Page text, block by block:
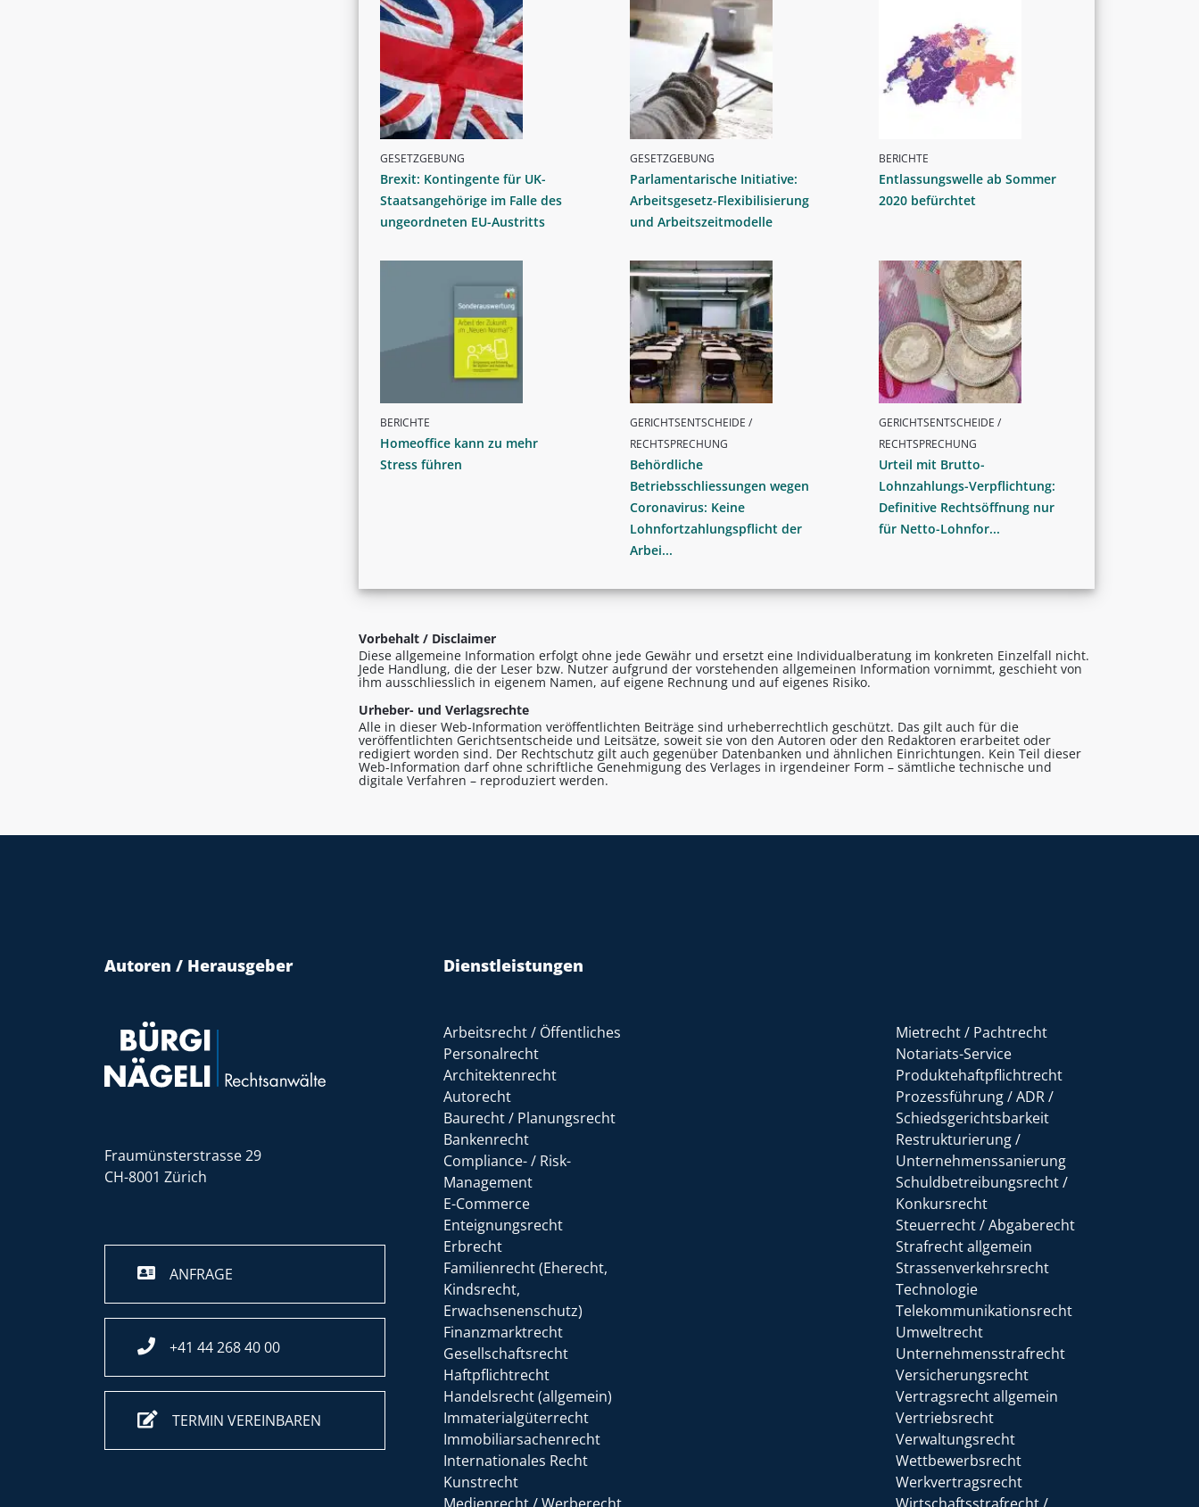
GESETZGEBUNG
Brexit: Kontingente für UK-
Staatsangehörige im Falle des
ungeordneten EU-Austritts
GESETZGEBUNG
Parlamentarische Initiative:
Arbeitsgesetz-Flexibilisierung
und Arbeitszeitmodelle
BERICHTE
Entlassungswelle ab Sommer
2020 befürchtet
BERICHTE
Homeoffice kann zu mehr
Stress führen
GERICHTSENTSCHEIDE /
RECHTSPRECHUNG
Behördliche
Betriebsschliessungen wegen
Coronavirus: Keine
Lohnfortzahlungspflicht der
Arbei...
GERICHTSENTSCHEIDE /
RECHTSPRECHUNG
Urteil mit Brutto-
Lohnzahlungs-Verpflichtung:
Definitive Rechtsöffnung nur
für Netto-Lohnfor...
Vorbehalt / Disclaimer
Diese allgemeine Information erfolgt ohne jede Gewähr und ersetzt eine Individualberatung im konkreten Einzelfall nicht.
Jede Handlung, die der Leser bzw. Nutzer aufgrund der vorstehenden allgemeinen Information vornimmt, geschieht von
ihm ausschliesslich in eigenem Namen, auf eigene Rechnung und auf eigenes Risiko.
Urheber- und Verlagsrechte
Alle in dieser Web-Information veröffentlichten Beiträge sind urheberrechtlich geschützt. Das gilt auch für die
veröffentlichten Gerichtsentscheide und Leitsätze, soweit sie von den Autoren oder den Redaktoren erarbeitet oder
redigiert worden sind. Der Rechtschutz gilt auch gegenüber Datenbanken und ähnlichen Einrichtungen. Kein Teil dieser
Web-Information darf ohne schriftliche Genehmigung des Verlages in irgendeiner Form – sämtliche technische und
digitale Verfahren – reproduziert werden.
Autoren / Herausgeber
Fraumünsterstrasse 29
CH-8001 Zürich
ANFRAGE
+41 44 268 40 00
TERMIN VEREINBAREN
Dienstleistungen
Arbeitsrecht / Öffentliches
Personalrecht
Architektenrecht
Autorecht
Baurecht / Planungsrecht
Bankenrecht
Compliance- / Risk-
Management
E-Commerce
Enteignungsrecht
Erbrecht
Familienrecht (Eherecht,
Kindsrecht,
Erwachsenenschutz)
Finanzmarktrecht
Gesellschaftsrecht
Haftpflichtrecht
Handelsrecht (allgemein)
Immaterialgüterrecht
Immobiliarsachenrecht
Internationales Recht
Kunstrecht
Mietrecht / Pachtrecht
Notariats-Service
Produktehaftpflichtrecht
Prozessführung / ADR /
Schiedsgerichtsbarkeit
Restrukturierung /
Unternehmenssanierung
Schuldbetreibungsrecht /
Konkursrecht
Steuerrecht / Abgaberecht
Strafrecht allgemein
Strassenverkehrsrecht
Technologie
Telekommunikationsrecht
Umweltrecht
Unternehmensstrafrecht
Versicherungsrecht
Vertragsrecht allgemein
Vertriebsrecht
Verwaltungsrecht
Wettbewerbsrecht
Werkvertragsrecht